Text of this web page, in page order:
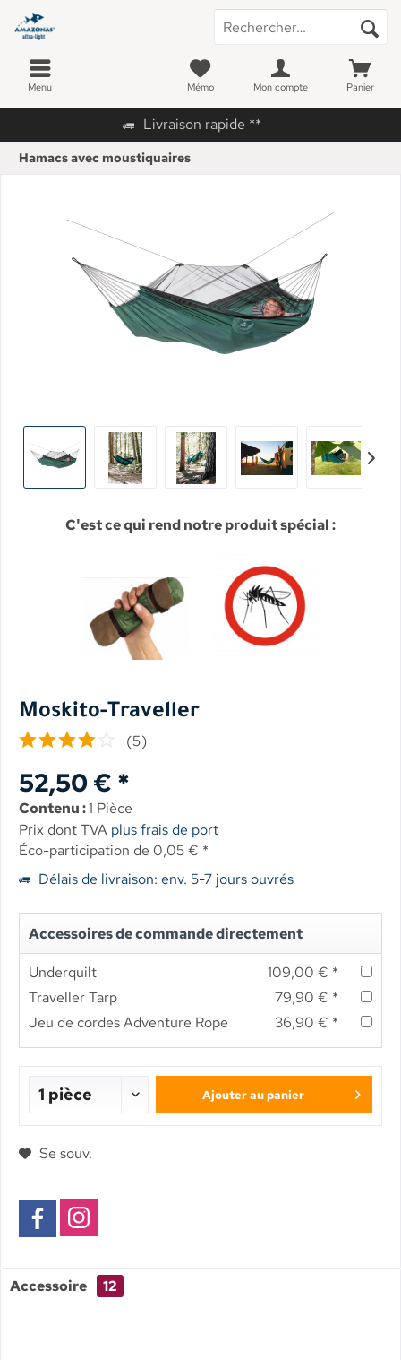
Livraison rapide **
Menu Panier
Mémo Mon compte
Hamacs avec moustiquaires
C'est ce qui rend notre produit spécial :
Moskito-Traveller
(5)
52,50 € *
Contenu :1 Pièce
Prix dont TVA plus frais de port
Éco-participation de 0,05 € *
Délais de livraison: env. 5-7 jours ouvrés
Accessoires de commande directement
Underquilt
109,00 € *
Traveller Tarp
79,90 € *
Jeu de cordes Adventure Rope
36,90 € *
Ajouter au panier
Se souv.
Accessoire 12